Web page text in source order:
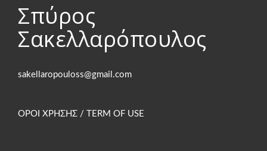
Σπύρος
Σακελλαρόπουλος
ΟΡΟΙ ΧΡΗΣΗΣ / TERM OF USE